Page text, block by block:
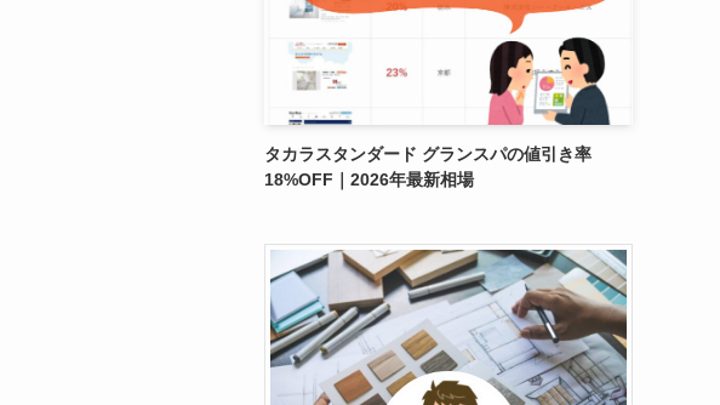
タカラスタンダード グランスパの値引き率
18%OFF｜2026年最新相場